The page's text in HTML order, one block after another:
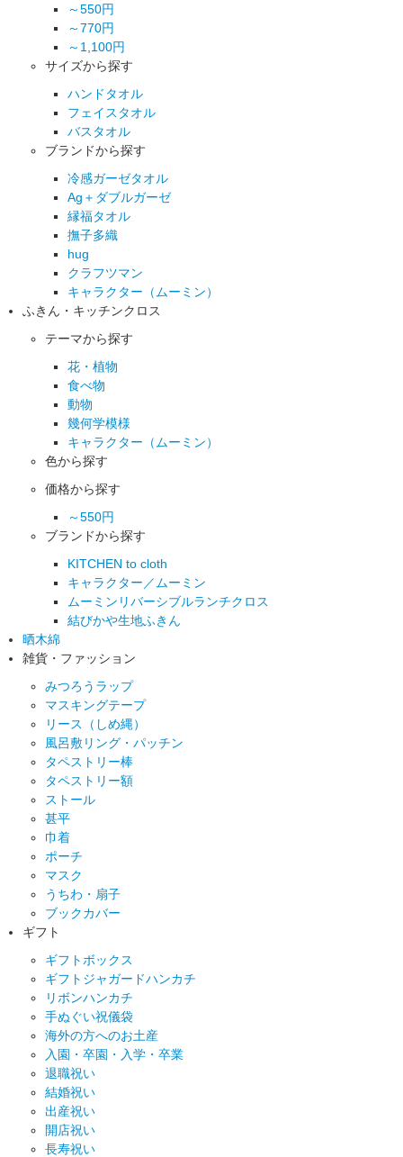
～550円
～770円
～1,100円
サイズから探す
ハンドタオル
フェイスタオル
バスタオル
ブランドから探す
冷感ガーゼタオル
Ag＋ダブルガーゼ
縁福タオル
撫子多織
hug
クラフツマン
キャラクター（ムーミン）
ふきん・キッチンクロス
テーマから探す
花・植物
食べ物
動物
幾何学模様
キャラクター（ムーミン）
色から探す
価格から探す
～550円
ブランドから探す
KITCHEN to cloth
キャラクター／ムーミン
ムーミンリバーシブルランチクロス
結びかや生地ふきん
晒木綿
雑貨・ファッション
みつろうラップ
マスキングテープ
リース（しめ縄）
風呂敷リング・パッチン
タペストリー棒
タペストリー額
ストール
甚平
巾着
ポーチ
マスク
うちわ・扇子
ブックカバー
ギフト
ギフトボックス
ギフトジャガードハンカチ
リボンハンカチ
手ぬぐい祝儀袋
海外の方へのお土産
入園・卒園・入学・卒業
退職祝い
結婚祝い
出産祝い
開店祝い
長寿祝い